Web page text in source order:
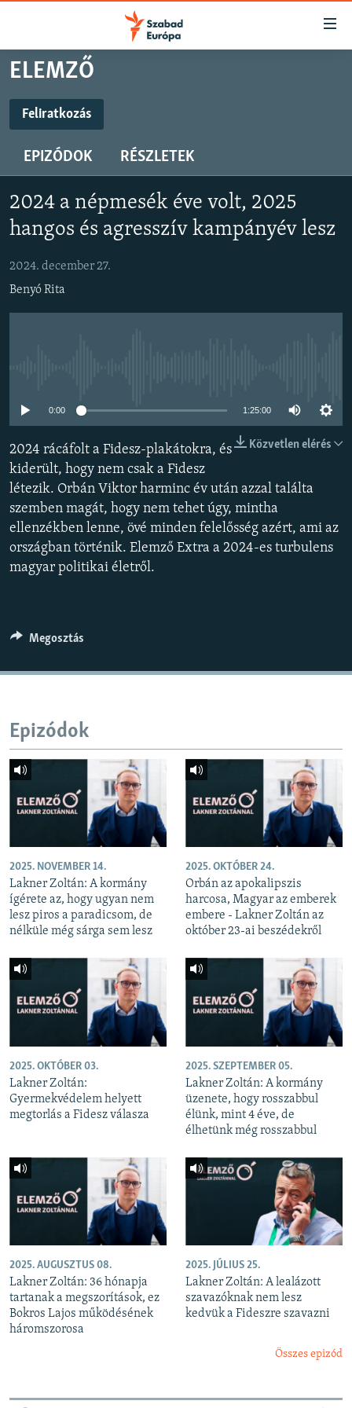
Akadálymentes
Ugrás
fő
oldalra
tartalomjegyzékre
Ugrás
keresésre
AKTUÁLIS
ELEMZŐ
NER15
TÁRSADALOM
DEMOKRÁCIA
KLÍMAVÁLTOZÁS
A MÚLT TANULSÁGAI
KÖVESSEN MINKET!
Valamennyi RFE/RL weboldal
ELEMZŐ
Feliratkozás
Spotify
Feliratkozás
EPIZÓDOK RÉSZLETEK
2024 a népmesék éve volt, 2025
hangos és agresszív kampányév lesz
2024. december 27.
Benyó Rita
0:00 1:25:00
Közvetlen elérés
2024 rácáfolt a Fidesz-plakátokra, és
kiderült, hogy nem csak a Fidesz
létezik. Orbán Viktor harminc év után azzal találta
szemben magát, hogy nem tehet úgy, mintha
ellenzékben lenne, övé minden felelősség azért, ami az
országban történik. Elemző Extra a 2024-es turbulens
magyar politikai életről.
Megosztás
Epizódok
2025. NOVEMBER 14.
Lakner Zoltán: A kormány
ígérete az, hogy ugyan nem
lesz piros a paradicsom, de
nélküle még sárga sem lesz
2025. OKTÓBER 24.
Orbán az apokalipszis
harcosa, Magyar az emberek
embere - Lakner Zoltán az
október 23-ai beszédekről
2025. OKTÓBER 03.
Lakner Zoltán:
Gyermekvédelem helyett
megtorlás a Fidesz válasza
2025. SZEPTEMBER 05.
Lakner Zoltán: A kormány
üzenete, hogy rosszabbul
élünk, mint 4 éve, de
élhetünk még rosszabbul
2025. AUGUSZTUS 08.
Lakner Zoltán: 36 hónapja
tartanak a megszorítások, ez
Bokros Lajos működésének
háromszorosa
2025. JÚLIUS 25.
Lakner Zoltán: A lealázott
szavazóknak nem lesz
kedvük a Fideszre szavazni
Összes epizód